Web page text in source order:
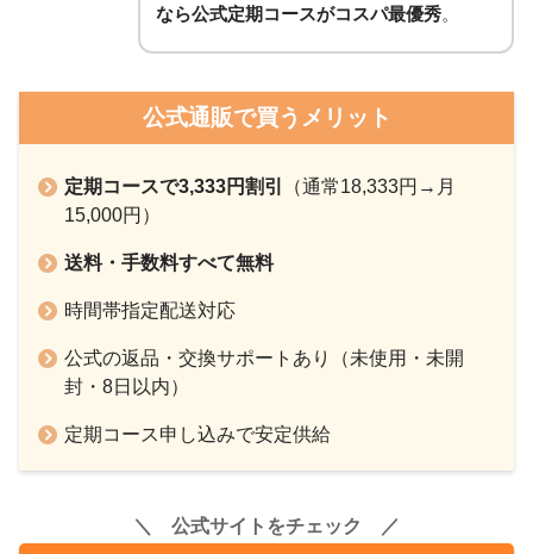
なら公式定期コースがコスパ最優秀。
公式通販で買うメリット
定期コースで3,333円割引
（通常18,333円→月
15,000円）
送料・手数料すべて無料
時間帯指定配送対応
公式の返品・交換サポートあり（未使用・未開
封・8日以内）
定期コース申し込みで安定供給
＼ 公式サイトをチェック ／